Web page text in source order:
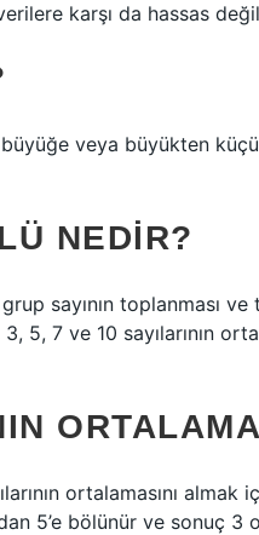
karşı da hassas
veya büyükten
NEDIR?
sayının toplanması ve
5, 7 ve 10 sayılarının
ortalamasını almak
5’e bölünür ve sonuç 3